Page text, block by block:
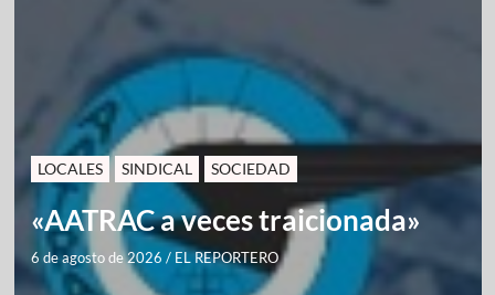
LOCALES SINDICAL SOCIEDAD
«AATRAC a veces traicionada»
6 de agosto de 2026 / EL REPORTERO